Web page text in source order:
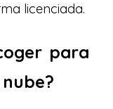
licenciada.
para